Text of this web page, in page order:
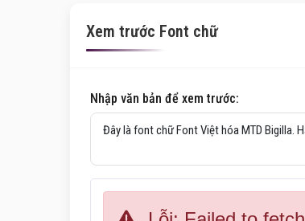
Xem trước Font chữ
Nhập văn bản để xem trước: